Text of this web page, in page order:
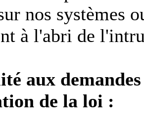
nos systèmes
à l'abri de
aux
de la loi :